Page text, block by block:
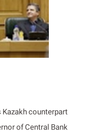
counterpart
of Central Bank